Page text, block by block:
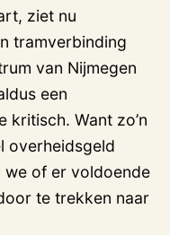
ziet nu
tramverbinding
van Nijmegen
een
kritisch. Want zo’n
overheidsgeld
we of er voldoende
te trekken naar